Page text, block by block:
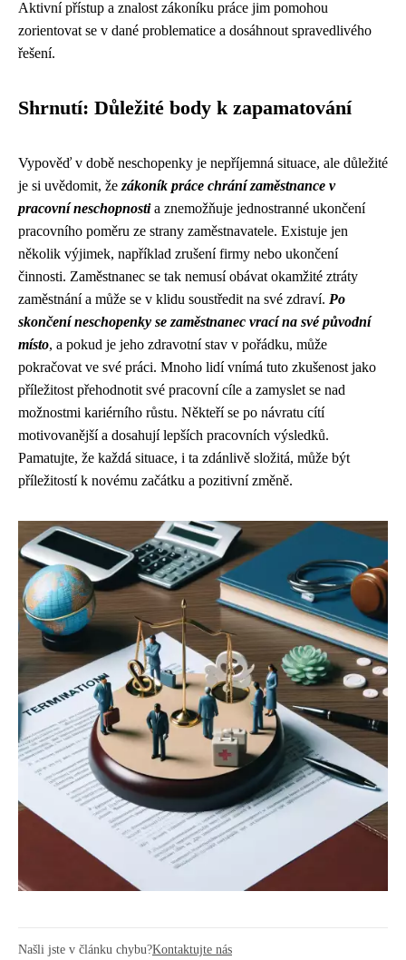
Aktivní přístup a znalost zákoníku práce jim pomohou
zorientovat se v dané problematice a dosáhnout spravedlivého
řešení.
Shrnutí: Důležité body k zapamatování
Vypověď v době neschopenky je nepříjemná situace, ale důležité
je si uvědomit, že zákoník práce chrání zaměstnance v
pracovní neschopnostia znemožňuje jednostranné ukončení
pracovního poměru ze strany zaměstnavatele. Existuje jen
několik výjimek, například zrušení firmy nebo ukončení
činnosti. Zaměstnanec se tak nemusí obávat okamžité ztráty
zaměstnání a může se v klidu soustředit na své zdraví. Po
skončení neschopenky se zaměstnanec vrací na své původní
místo, a pokud je jeho zdravotní stav v pořádku, může
pokračovat ve své práci. Mnoho lidí vnímá tuto zkušenost jako
příležitost přehodnotit své pracovní cíle a zamyslet se nad
možnostmi kariérního růstu. Někteří se po návratu cítí
motivovanější a dosahují lepších pracovních výsledků.
Pamatujte, že každá situace, i ta zdánlivě složitá, může být
příležitostí k novému začátku a pozitivní změně.
Našli jste v článku chybu?Kontaktujte nás